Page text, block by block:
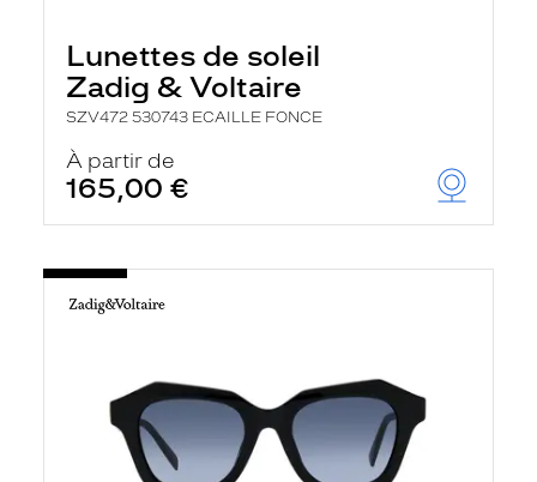
Lunettes de soleil
Zadig & Voltaire
SZV472 530743 ECAILLE FONCE
À partir de
165,00 €